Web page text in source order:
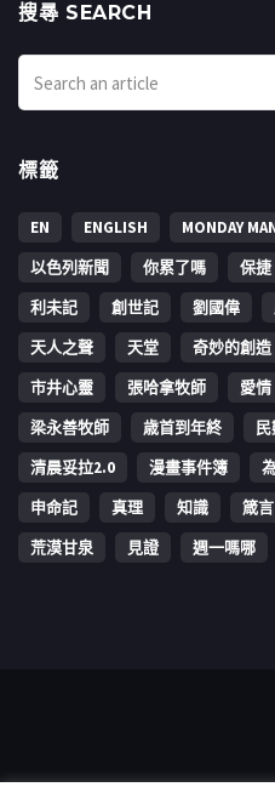
搜㝷 SEARCH
標籤
EN ENGLISH MONDAY
以色列新聞
你累了嗎 保捷
利未記
創世記 劉國偉
天人之聲
天堂 奇妙的創造
市井心靈
張哈拿牧師 愛情
梁永善牧師
歳首到年終
清晨妥拉2.0
漫畫事件簿
申命記
真理 知識 箴言
荒漠甘泉
見證 週一嗎哪